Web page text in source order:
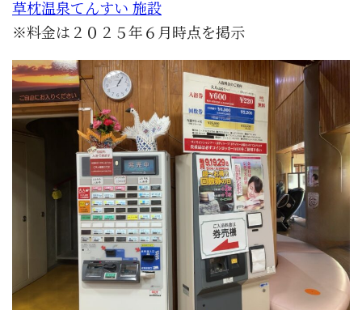
草枕温泉てんすい 施設
※料金は２０２５年６月時点を掲示